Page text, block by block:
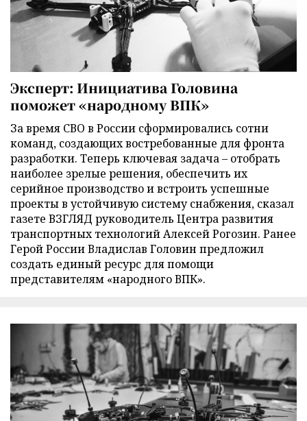
Эксперт: Инициатива Головина
поможет «народному ВПК»
За время СВО в России сформировались сотни
команд, создающих востребованные для фронта
разработки. Теперь ключевая задача – отобрать
наиболее зрелые решения, обеспечить их
серийное производство и встроить успешные
проекты в устойчивую систему снабжения, сказал
газете ВЗГЛЯД руководитель Центра развития
транспортных технологий Алексей Рогозин. Ранее
Герой России Владислав Головин предложил
создать единый ресурс для помощи
представителям «народного ВПК».